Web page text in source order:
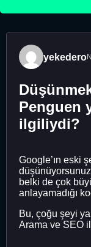
yekedero
Penguen
ilgiliydi?
Google’ın eski
belki de çok
anlayamadığı
Bu, çoğu şeyi
Arama ve SEO